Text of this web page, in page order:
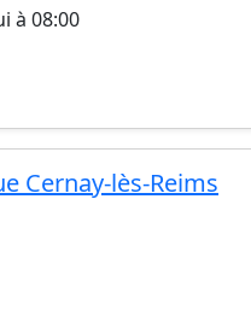
à 08:00
Cernay-lès-Reims